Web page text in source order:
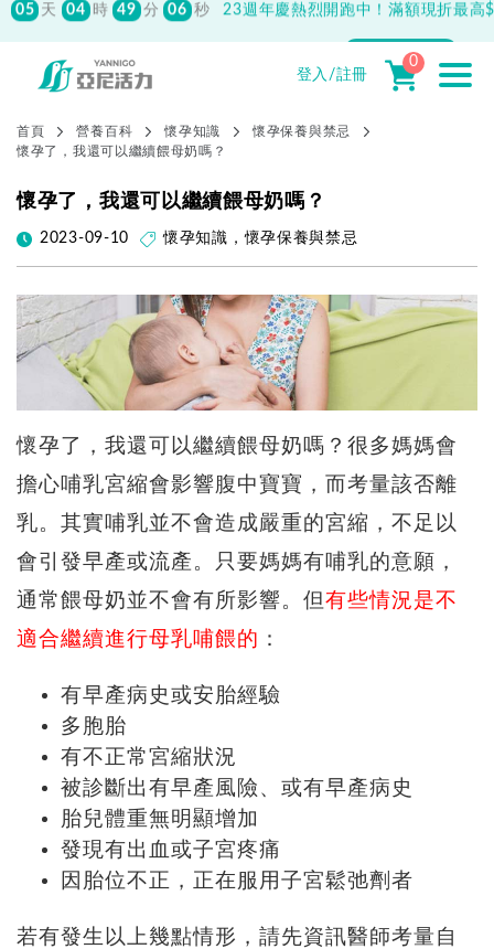
先付款滿800元免運！註冊會員最高獲
登入/註冊
0
首頁 營養百科 懷孕知識
懷孕保養與禁忌
懷孕了，我還可以繼續餵母奶嗎？
懷孕了，我還可以繼續餵母奶嗎？
2023-09-10 懷孕知識 ，懷孕保養與禁忌
懷孕了，我還可以繼續餵母奶嗎？很多媽媽會
擔心哺乳宮縮會影響腹中寶寶，而考量該否離
乳。其實哺乳並不會造成嚴重的宮縮，不足以
會引發早產或流產。只要媽媽有哺乳的意願，
通常餵母奶並不會有所影響。但有些情況是不
適合繼續進行母乳哺餵的 ：
有早產病史或安胎經驗
多胞胎
有不正常宮縮狀況
被診斷出有早產風險、或有早產病史
胎兒體重無明顯增加
發現有出血或子宮疼痛
因胎位不正，正在服用子宮鬆弛劑者
若有發生以上幾點情形，請先資訊醫師考量自